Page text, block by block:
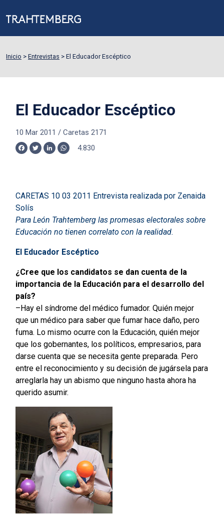
Inicio > Entrevistas > El Educador Escéptico
El Educador Escéptico
10 Mar 2011 / Caretas 2171
Facebook
TwitterLinkedInWhatsApp
4.830
CARETAS 10 03 2011 Entrevista realizada por Zenaida
Solís
Para León Trahtemberg las promesas electorales sobre
Educación no tienen correlato con la realidad.
El Educador Escéptico
¿Cree que los candidatos se dan cuenta de la
importancia de la Educación para el desarrollo del
país?
–Hay el síndrome del médico fumador. Quién mejor
que un médico para saber que fumar hace daño, pero
fuma. Lo mismo ocurre con la Educación, quién mejor
que los gobernantes, los políticos, empresarios, para
darse cuenta que se necesita gente preparada. Pero
entre el reconocimiento y su decisión de jugársela para
arreglarla hay un abismo que ninguno hasta ahora ha
querido asumir.